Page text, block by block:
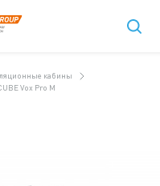
кабины
Vox Pro M